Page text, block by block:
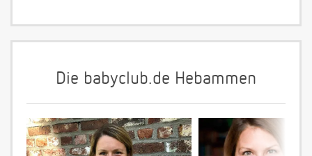
Die babyclub.de Hebammen